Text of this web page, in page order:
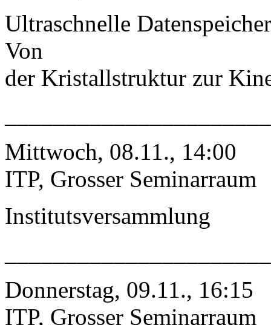
Ultraschnelle
Von
der Kristallstruktur zur
Mittwoch, 08.11., 14:00
ITP, Grosser Seminarraum
Institutsversammlung
Donnerstag, 09.11., 16:15
ITP, Grosser Seminarraum